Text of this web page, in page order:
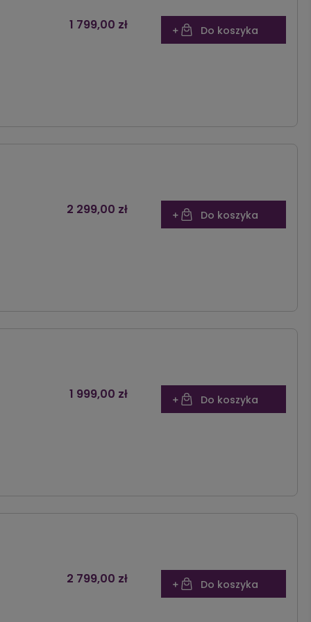
1 799,00 zł Do koszyka
2 299,00 zł Do koszyka
1 999,00 zł Do koszyka
2 799,00 zł Do koszyka